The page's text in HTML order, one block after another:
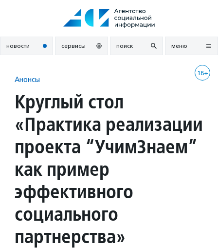
новости сервисы поиск меню
18+
Анонсы
Круглый стол
«Практика реализации
проекта “УчимЗнаем”
как пример
эффективного
социального
партнерства»